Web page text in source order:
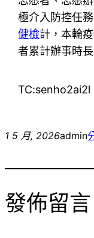
極介入防控任
健檢計，本輪
者累計辦事時
1 5 月, 2026admin
發佈留言